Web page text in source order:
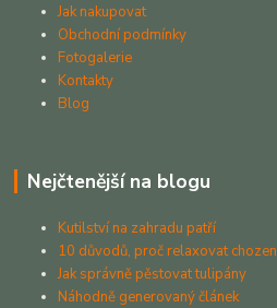
Jak nakupovat
Obchodní podmínky
Fotogalerie
Kontakty
Blog
Nejčtenější na blogu
Kutilství na zahradu patří
10 důvodů, proč relaxovat
Jak správně pěstovat tulipány
Náhodně generovaný článek